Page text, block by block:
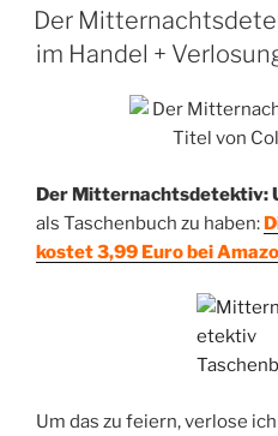
AM
Der
im Handel +
Der Mitternachtsdetektiv:
als Taschenbuch zu haben:
kostet 3,99 Euro bei
Um das zu feiern, verlose ich